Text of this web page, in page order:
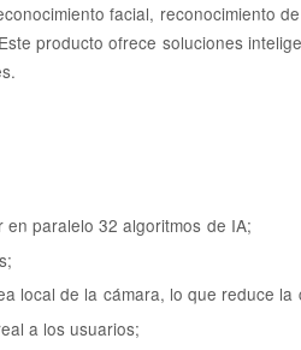
facial, reconocimiento
producto ofrece soluciones
paralelo 32 algoritmos de IA;
local de la cámara, lo que reduce
a los usuarios;